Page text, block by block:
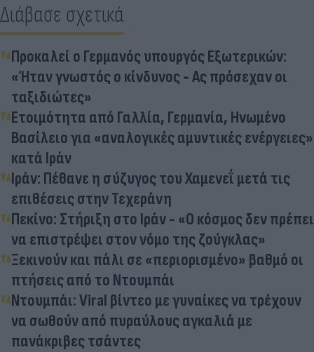
Διάβασε σχετικά
Προκαλεί ο Γερμανός υπουργός Εξωτερικών:
«Ήταν γνωστός ο κίνδυνος - Ας πρόσεχαν οι
ταξιδιώτες»
Ετοιμότητα από Γαλλία, Γερμανία, Ηνωμένο
Βασίλειο για «αναλογικές αμυντικές ενέργειες»
κατά Ιράν
Ιράν: Πέθανε η σύζυγος του Χαμενεΐ μετά τις
επιθέσεις στην Τεχεράνη
Πεκίνο: Στήριξη στο Ιράν - «Ο κόσμος δεν πρέπει
να επιστρέψει στον νόμο της ζούγκλας»
Ξεκινούν και πάλι σε «περιορισμένο» βαθμό οι
πτήσεις από το Ντουμπάι
Ντουμπάι: Viral βίντεο με γυναίκες να τρέχουν
να σωθούν από πυραύλους αγκαλιά με
πανάκριβες τσάντες